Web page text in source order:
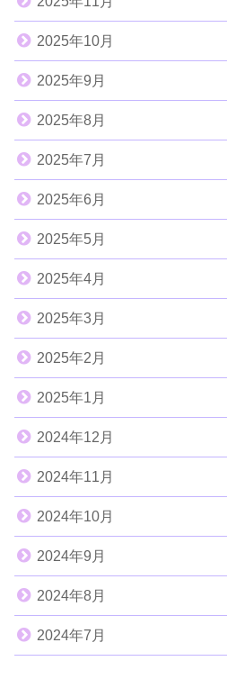
2025年10月
2025年9月
2025年8月
2025年7月
2025年6月
2025年5月
2025年4月
2025年3月
2025年2月
2025年1月
2024年12月
2024年11月
2024年10月
2024年9月
2024年8月
2024年7月